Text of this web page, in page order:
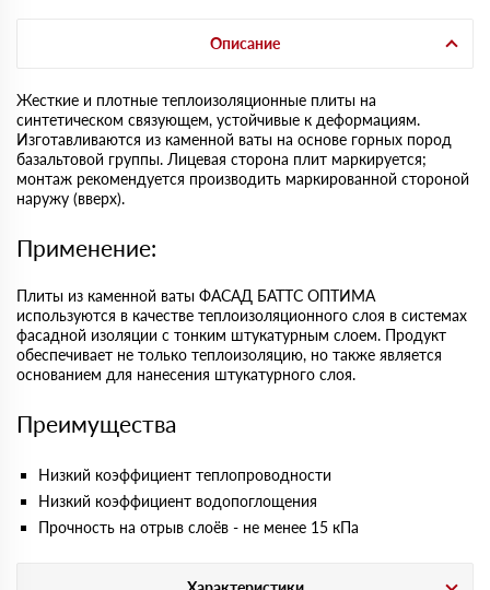
Описание
Жесткие и плотные теплоизоляционные плиты на
синтетическом связующем, устойчивые к деформациям.
Изготавливаются из каменной ваты на основе горных пород
базальтовой группы. Лицевая сторона плит маркируется;
монтаж рекомендуется производить маркированной стороной
наружу (вверх).
Применение:
Плиты из каменной ваты ФАСАД БАТТС ОПТИМА
используются в качестве теплоизоляционного слоя в системах
фасадной изоляции с тонким штукатурным слоем. Продукт
обеспечивает не только теплоизоляцию, но также является
основанием для нанесения штукатурного слоя.
Преимущества
Низкий коэффициент теплопроводности
Низкий коэффициент водопоглощения
Прочность на отрыв слоёв - не менее 15 кПа